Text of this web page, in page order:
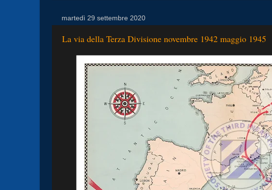
martedì 29 settembre 2020
La via della Terza Divisione novembre 1942 maggio 1945